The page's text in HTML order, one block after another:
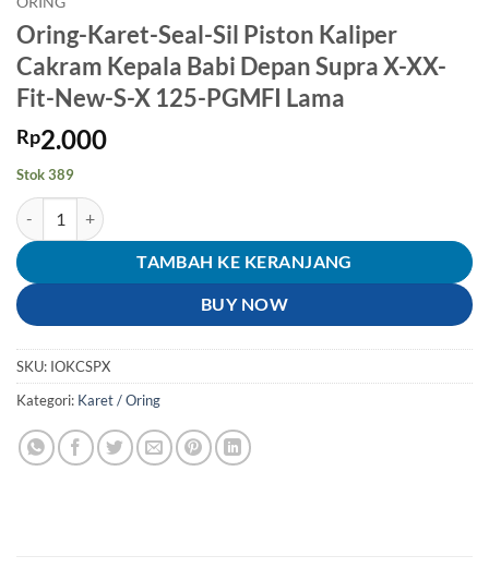
Oring-Karet-Seal-Sil Piston Kaliper
Cakram Kepala Babi Depan Supra X-XX-
Fit-New-S-X 125-PGMFI Lama
Rp2.000
Stok 389
Kuantitas Oring-Karet-Seal-Sil Piston Kaliper Cakram Kepala Babi
TAMBAH KE KERANJANG
BUY NOW
SKU: IOKCSPX
Kategori: Karet / Oring